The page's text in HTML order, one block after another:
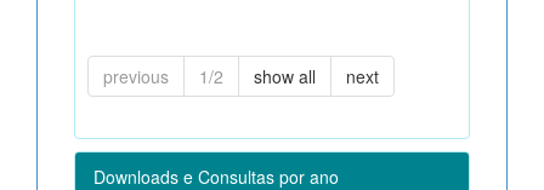
previous 1/2 show all next
Downloads e Consultas por ano